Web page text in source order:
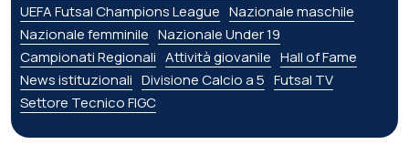
UEFA Futsal Champions League Nazionale maschile
Nazionale femminile Nazionale Under 19
Campionati Regionali Attività giovanile Hall of Fame
News istituzionali Divisione Calcio a 5 Futsal TV
Settore Tecnico FIGC